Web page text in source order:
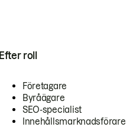
Efter roll
Företagare
Byråägare
SEO-specialist
Innehållsmarknadsförare